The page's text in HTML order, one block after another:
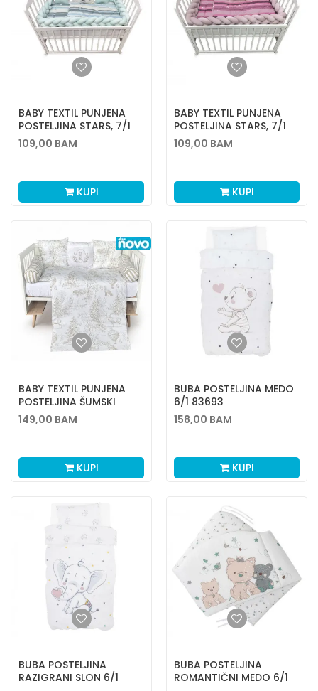
BABY TEXTIL PUNJENA
POSTELJINA STARS, 7/1
109,00 BAM
KUPI
BABY TEXTIL PUNJENA
POSTELJINA STARS, 7/1
109,00 BAM
KUPI
BABY TEXTIL PUNJENA
POSTELJINA ŠUMSKI
SVET, 10/1
149,00 BAM
KUPI
BUBA POSTELJINA MEDO
6/1 83693
158,00 BAM
KUPI
BUBA POSTELJINA
RAZIGRANI SLON 6/1
BUBA POSTELJINA
ROMANTIČNI MEDO 6/1